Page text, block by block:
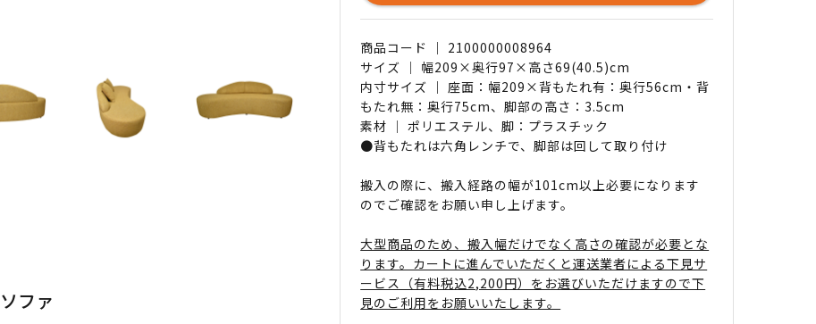
ファ
商品コード ｜ 2100000008964
サイズ ｜ 幅209×奥行97×高さ69(40.5)cm
内寸サイズ ｜ 座面：幅209×背もたれ有：奥行56cm・背
もたれ無：奥行75cm、脚部の高さ：3.5cm
素材 ｜ ポリエステル、脚：プラスチック
●背もたれは六角レンチで、脚部は回して取り付け
搬入の際に、搬入経路の幅が101cm以上必要になります
のでご確認をお願い申し上げます。
大型商品のため、搬入幅だけでなく高さの確認が必要とな
ります。カートに進んでいただくと運送業者による下見サ
ービス（有料税込2,200円）をお選びいただけますので下
見のご利用をお願いいたします。